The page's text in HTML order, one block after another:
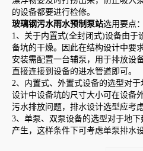
的设备都要进行检修。
玻璃钢污水雨水预制泵站选用要点：
1、关于内置式(全封闭式)设备由
备坑的干燥。因此在结构设计中要
安装需配置一台辅泵，用于排放设
直接连接到设备的进水管道即可。
2、内置式、外置式设备的选型对
设计中设备坑的尺寸大小可在设备
污水排放问题，排水设计选型应考
3、单泵、双泵设备的选型对于地
产生，这样条件下可考虑单泵排水设